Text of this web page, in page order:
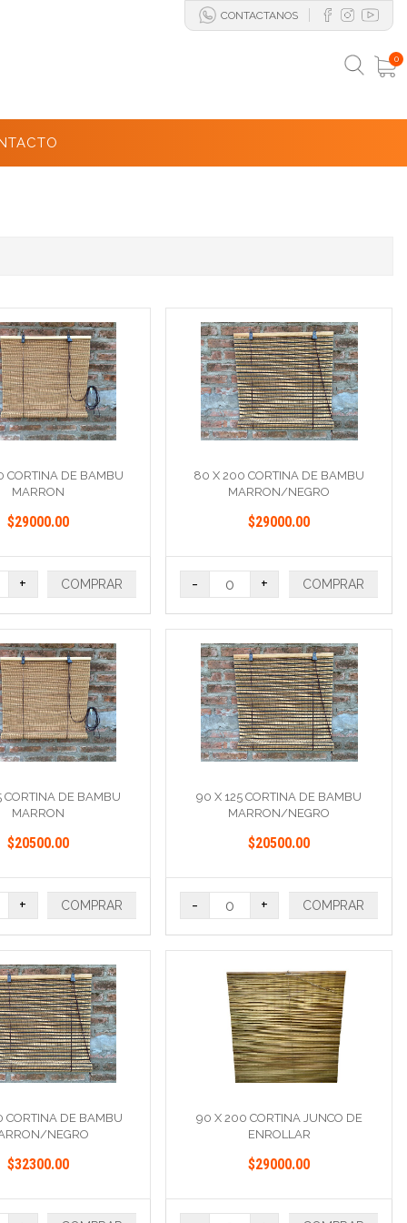
CONTACTANOS
0
CORTINA DE BAMBU
MARRON
$29000.00
+ COMPRAR
80 X 200 CORTINA DE BAMBU
MARRON/NEGRO
$29000.00
- + COMPRAR
CORTINA DE BAMBU
MARRON
$20500.00
+ COMPRAR
90 X 125 CORTINA DE BAMBU
MARRON/NEGRO
$20500.00
- + COMPRAR
CORTINA DE BAMBU
NEGRO
$32300.00
90 X 200 CORTINA JUNCO DE
ENROLLAR
$29000.00